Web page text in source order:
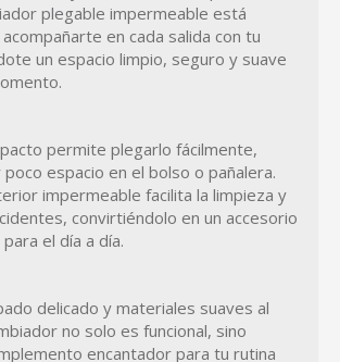
plegable impermeable está
en cada salida con tu
un espacio limpio, seguro y suave
permite plegarlo fácilmente,
poco espacio en el bolso o pañalera.
impermeable facilita la limpieza y
convirtiéndolo en un accesorio
el día a día.
delicado y materiales suaves al
no solo es funcional, sino
encantador para tu rutina